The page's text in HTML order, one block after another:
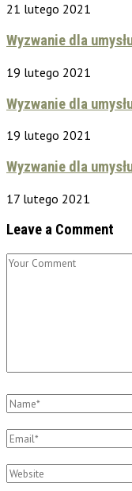
21 lutego 2021
Wyzwanie dla
19 lutego 2021
Wyzwanie dla
19 lutego 2021
Wyzwanie dla
17 lutego 2021
Leave a Comment